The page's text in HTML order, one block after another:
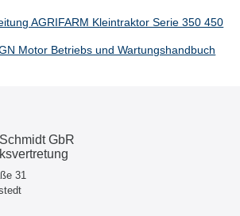
AGRIFARM Kleintraktor Serie 350 450
Motor Betriebs und Wartungshandbuch
GbR
31